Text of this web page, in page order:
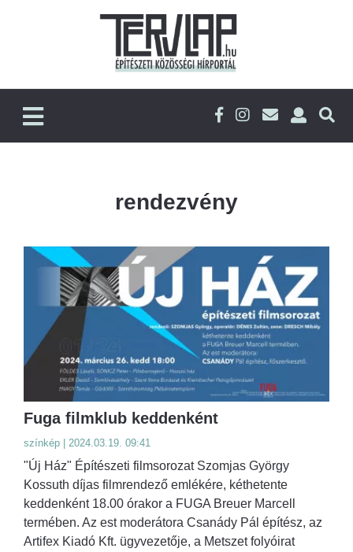
rendezvény
Fuga filmklub keddenként
színkép | 2024.03.19. 09:41
"Új Ház" Építészeti filmsorozat Szomjas György
Kossuth díjas filmrendező emlékére, kéthetente
keddenként 18.00 órakor a FUGA Breuer Marcell
termében. Az est moderátora Csanády Pál építész, az
Artifex Kiadó Kft. ügyvezetője, a Metszet folyóirat